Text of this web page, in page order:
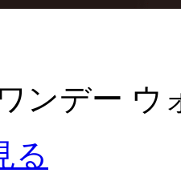
ンデー ウ
る